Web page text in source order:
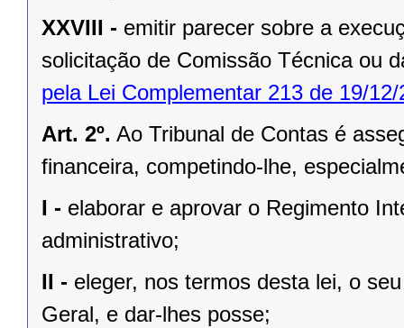
XXVIII - emitir parecer sobre a
solicitação de Comissão Técnica ou
pela Lei Complementar 213 de 19/12/
Art. 2º. Ao Tribunal de Contas é
financeira, competindo-lhe,
I - elaborar e aprovar o Regimento
administrativo;
II - eleger, nos termos desta lei, o
Geral, e dar-lhes posse;